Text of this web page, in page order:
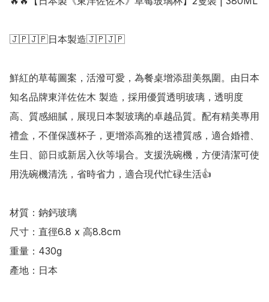
🇯🇵🇯🇵日本製造🇯🇵🇯🇵
鮮紅的草莓圖案，活潑可愛，為餐桌增添甜美氛圍。由日本
知名品牌東洋佐佐木 製造，採用優質透明玻璃，透明度
高、質感細膩，展現日本製玻璃的卓越品質。配有精美專用
禮盒，不僅保護杯子，更增添高雅的送禮質感，適合婚禮、
生日、節日或新居入伙等場合。支援洗碗機，方便清潔可使
用洗碗機清洗，省時省力，適合現代忙碌生活👍
材質：鈉鈣玻璃
尺寸：直徑6.8 x 高8.8cm
重量：430g
產地：日本